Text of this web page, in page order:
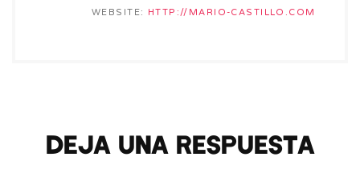
WEBSITE: HTTP://MARIO-CASTILLO.COM
Deja una respuesta